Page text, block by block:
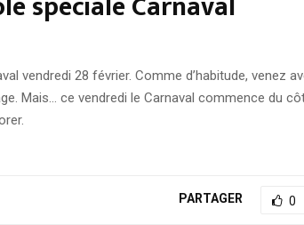
vendredi 28 février. Comme d’habitude,
Mais… ce vendredi le Carnaval commence du
PARTAGER 0